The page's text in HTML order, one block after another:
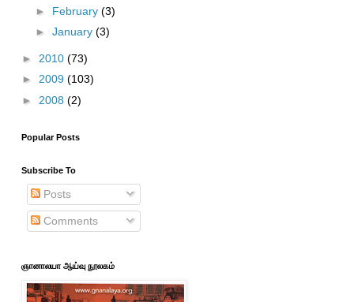
► February (3)
► January (3)
► 2010 (73)
► 2009 (103)
► 2008 (2)
Popular Posts
Subscribe To
Posts
Comments
ஞானாலயா ஆய்வு நூலகம்